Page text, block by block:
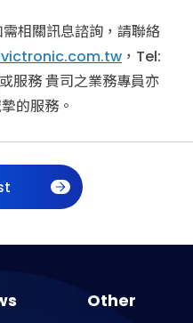
相關訊息諮詢，請聯絡
，Tel:
服務 貴司之業務專員亦
的服務。
Other